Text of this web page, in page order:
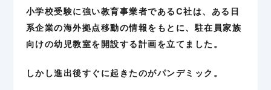
小学校受験に強い教育事業者であるC社は、ある日
系企業の海外拠点移動の情報をもとに、駐在員家族
向けの幼児教室を開設する計画を立てました。
しかし進出後すぐに起きたのがパンデミック。